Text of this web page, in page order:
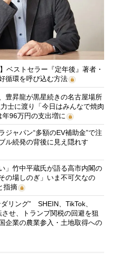
ベストセラー『定年後』著者・
循環を呼び込む方法
豊昇龍が黒星続きの名古屋場所
士に渡り「今日はみんなで焼肉
96万円の支出増に
ジャパン“多額のEV補助金”で注
続発の背後に見え隠れす
」竹中平蔵氏が語る高市内閣の
場しのぎ」いま不可欠なの
指摘
リング” SHEIN、TikTok、
せ、トランプ関税の回避を狙
業の農業参入・土地取得への